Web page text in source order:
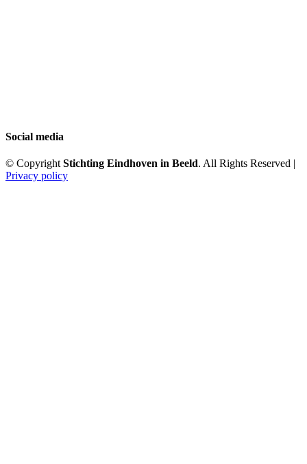
Social media
© CopyrightStichting Eindhoven in Beeld. All Rights Reserved |
Privacy policy